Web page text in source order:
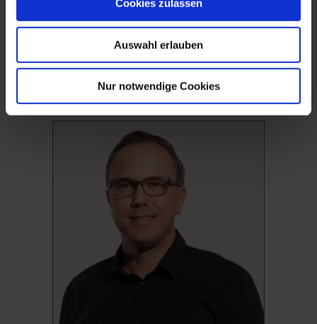
Cookies zulassen
Auswahl erlauben
Nur notwendige Cookies
E-Mail:
s.liebscher@suedkupfer.de
Tel.:
+49 (0) 711 936653-31